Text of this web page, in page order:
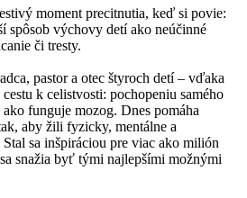
moment precitnutia, keď si povie:
spôsob výchovy detí ako neúčinné
či tresty.
pastor a otec štyroch detí – vďaka
k celistvosti: pochopeniu samého
funguje mozog. Dnes pomáha
aby žili fyzicky, mentálne a
sa inšpiráciou pre viac ako milión
snažia byť tými najlepšími možnými